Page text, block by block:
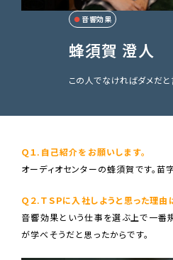
音響効果
蜂須賀 澄人
この人でなければダメだ
Ｑ１.自己紹介をお願いします。
オーディオセンターの蜂須賀です。苗
Ｑ２.ＴＳＰに入社しようと思った理由
音響効果という仕事を選ぶ上で一番
が学べそうだと思ったからです。